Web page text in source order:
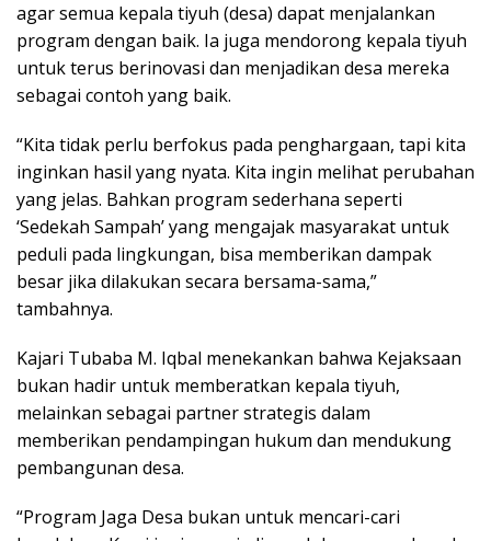
agar semua kepala tiyuh (desa) dapat menjalankan
program dengan baik. Ia juga mendorong kepala tiyuh
untuk terus berinovasi dan menjadikan desa mereka
sebagai contoh yang baik.
“Kita tidak perlu berfokus pada penghargaan, tapi kita
inginkan hasil yang nyata. Kita ingin melihat perubahan
yang jelas. Bahkan program sederhana seperti
‘Sedekah Sampah’ yang mengajak masyarakat untuk
peduli pada lingkungan, bisa memberikan dampak
besar jika dilakukan secara bersama-sama,”
tambahnya.
Kajari Tubaba M. Iqbal menekankan bahwa Kejaksaan
bukan hadir untuk memberatkan kepala tiyuh,
melainkan sebagai partner strategis dalam
memberikan pendampingan hukum dan mendukung
pembangunan desa.
“Program Jaga Desa bukan untuk mencari-cari